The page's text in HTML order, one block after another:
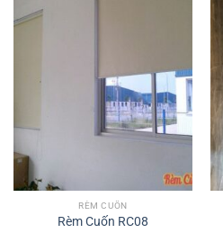
RÈM CUỐN
Rèm Cuốn RC08